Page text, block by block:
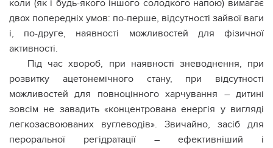
коли (як і будь-якого іншого солодкого напою) вимагає
двох попередніх умов: по-перше, відсутності зайвої ваги
і, по-друге, наявності можливостей для фізичної
активності.
Під час xвороб, при наявності знeводнення, при
розвитку ацeтoнeмічного стану, при відсутності
можливостей для повноцінного харчування – дитині
зовсім не завадить «концентрована енергія у вигляді
легкозасвоюваних вуглеводів». Звичайно, засіб для
пероральної регідратації – ефективніший і